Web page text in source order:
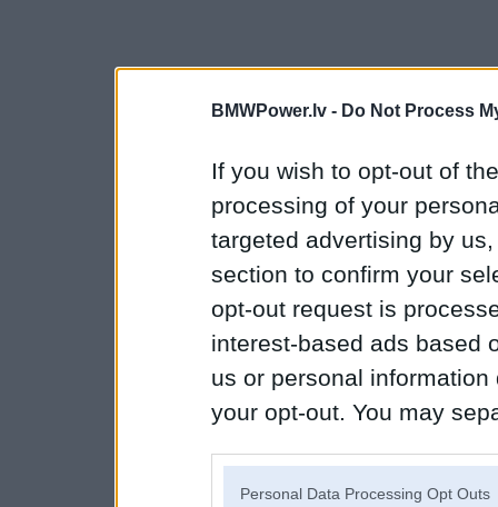
BMWPower.lv - Do Not Process
If you wish to opt-out of
processing of your
targeted advertising by
section to confirm your
opt-out request is
interest-based ads based
us or personal
your opt-out. You may
Personal Data Processing Opt Outs